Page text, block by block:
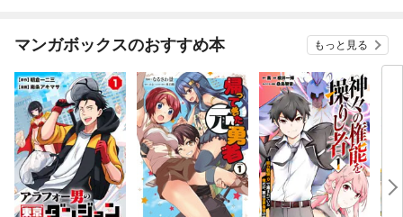
マンガボックスのおすすめ本 もっと見る